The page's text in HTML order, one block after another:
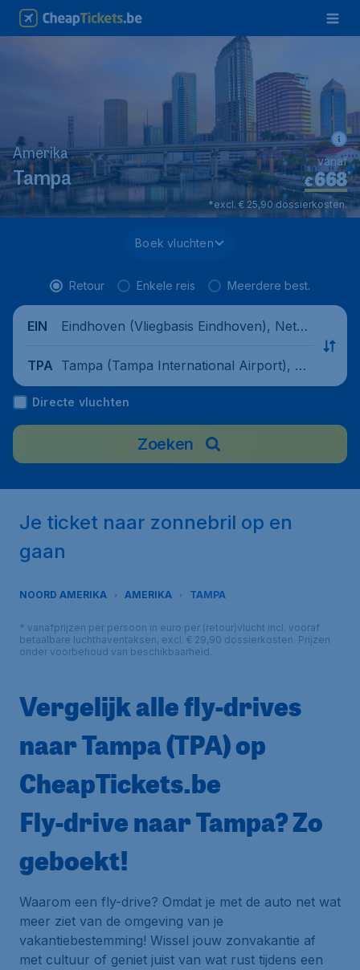
Amerika
Tampa €668*
vanaf
*excl. € 25,90 dossierkosten.
Boek vluchten
Retour Enkele reis Meerdere best.
EIN
Eindhoven (Vliegbasis Eindhoven), Nethe
TPA Tampa (Tampa International Airport), Un
ited States
Directe vluchten
Zoeken
Je ticket naar zonnebril op en
gaan
NOORD AMERIKA AMERIKA TAMPA
* vanafprijzen per persoon in euro per (retour)vlucht incl. vooraf
betaalbare luchthaventaksen, excl. € 29,90 dossierkosten. Prijzen
onder voorbehoud van beschikbaarheid.
Vergelijk alle fly-drives
naar Tampa (TPA) op
CheapTickets.be
Fly-drive naar Tampa? Zo
geboekt!
Waarom een fly-drive? Omdat je met de auto net wat
meer ziet van de omgeving van je
vakantiebestemming! Wissel jouw zonvakantie af
met cultuur of geniet juist van wat rust tijdens een